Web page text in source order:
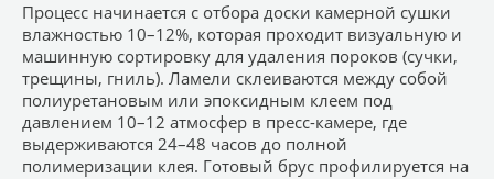
Процесс начинается с отбора доски камерной сушки
влажностью 10–12%, которая проходит визуальную и
машинную сортировку для удаления пороков (сучки,
трещины, гниль). Ламели склеиваются между собой
полиуретановым или эпоксидным клеем под
давлением 10–12 атмосфер в пресс-камере, где
выдерживаются 24–48 часов до полной
полимеризации клея. Готовый брус профилируется на